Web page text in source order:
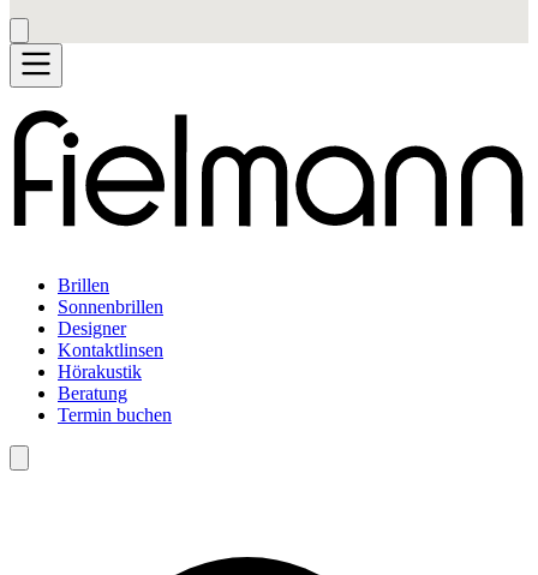
Brillen
Sonnenbrillen
Designer
Kontaktlinsen
Hörakustik
Beratung
Termin buchen